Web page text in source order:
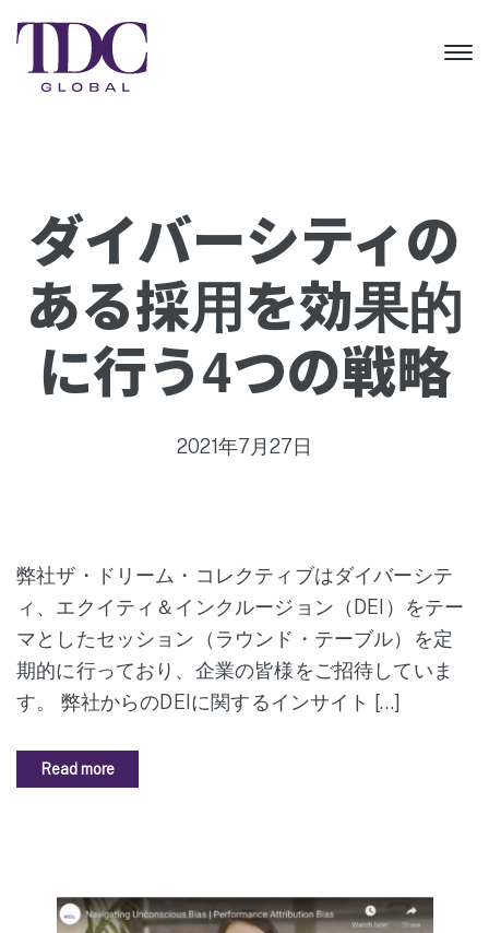
ダイバーシティの
ある採用を効果的
に行う4つの戦略
2021年7月27日
弊社ザ・ドリーム・コレクティブはダイバーシテ
ィ、エクイティ＆インクルージョン（DEI）をテー
マとしたセッション（ラウンド・テーブル）を定
期的に行っており、企業の皆様をご招待していま
す。 弊社からのDEIに関するインサイト […]
Read more